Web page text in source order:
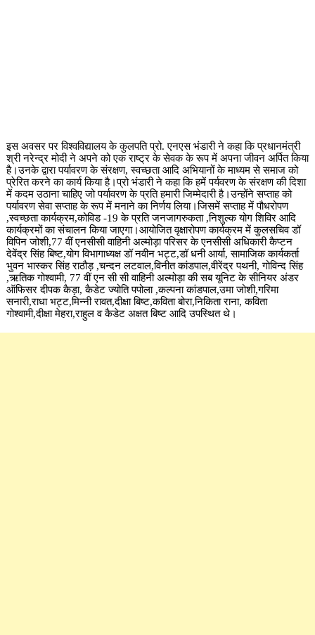
इस अवसर पर विश्वविद्यालय के कुलपति प्रो. एनएस भंडारी ने कहा कि प्रधानमंत्री
श्री नरेन्द्र मोदी ने अपने को एक राष्ट्र के सेवक के रूप में अपना जीवन अर्पित किया
है।उनके द्वारा पर्यावरण के संरक्षण, स्वच्छता आदि अभियानों के माध्यम से समाज को
प्रेरित करने का कार्य किया है।प्रो भंडारी ने कहा कि हमें पर्यवरण के संरक्षण की दिशा
में कदम उठाना चाहिए जो पर्यावरण के प्रति हमारी जिम्मेदारी है।उन्होंने सप्ताह को
पर्यावरण सेवा सप्ताह के रूप में मनाने का निर्णय लिया।जिसमें सप्ताह में पौधरोपण
,स्वच्छता कार्यक्रम,कोविड -19 के प्रति जनजागरुकता ,निशुल्क योग शिविर आदि
कार्यक्रमों का संचालन किया जाएगा।आयोजित वृक्षारोपण कार्यक्रम में कुलसचिव डॉ
विपिन जोशी,77 वीं एनसीसी वाहिनी अल्मोड़ा परिसर के एनसीसी अधिकारी कैप्टन
देवेंद्र सिंह बिष्ट,योग विभागाध्यक्ष डॉ नवीन भट्ट,डॉ धनी आर्या, सामाजिक कार्यकर्ता
भुवन भास्कर सिंह राठौड़ ,चन्दन लटवाल,विनीत कांडपाल,वीरेंद्र पथनी, गोविन्द सिंह
,ऋतिक गोश्वामी, 77 वीं एन सी सी वाहिनी अल्मोड़ा की सब यूनिट के सीनियर अंडर
ऑफिसर दीपक कैड़ा, कैडेट ज्योति पपोला ,कल्पना कांडपाल,उमा जोशी,गरिमा
सनारी,राधा भट्ट,मिन्नी रावत,दीक्षा बिष्ट,कविता बोरा,निकिता राना, कविता
गोश्वामी,दीक्षा मेहरा,राहुल व कैडेट अक्षत बिष्ट आदि उपस्थित थे।